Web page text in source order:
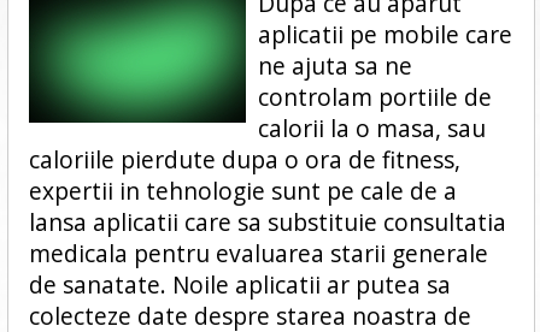
aplicatii pe mobile care
ne ajuta sa ne
controlam portiile de
calorii la o masa, sau
caloriile pierdute dupa o ora de fitness,
expertii in tehnologie sunt pe cale de a
lansa aplicatii care sa substituie consultatia
medicala pentru evaluarea starii generale
de sanatate. Noile aplicatii ar putea sa
colecteze date despre starea noastra de